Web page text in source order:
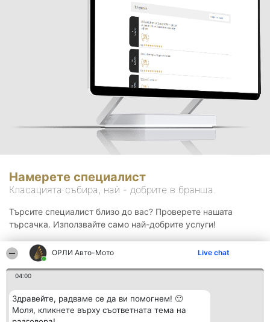
ОРЛИ Aвто-Mото Live chat
04:00
Здравейте, радваме се да ви помогнем! 🙂
Моля, кликнете върху съответната тема на
Намерете специалист
Класацията събира, най - добрите в бранша.
Търсите специалист близо до вас? Проверете нашата
търсачка. Използвайте само най-добрите услуги!